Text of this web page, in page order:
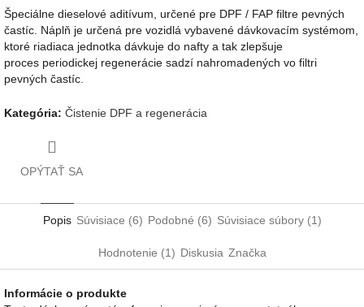
Špeciálne dieselové aditívum, určené pre DPF / FAP filtre pevných
častíc. Náplň je určená pre vozidlá vybavené dávkovacím systémom,
ktoré riadiaca jednotka dávkuje do nafty a tak zlepšuje
proces periodickej regenerácie sadzí nahromadených vo filtri
pevných častíc.
Kategória: Čistenie DPF a regenerácia
OPÝTAŤ SA
Popis Súvisiace (6) Podobné (6) Súvisiace súbory (1)
Hodnotenie (1) Diskusia Značka
Informácie o produkte